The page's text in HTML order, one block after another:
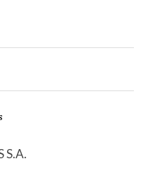
S.A.